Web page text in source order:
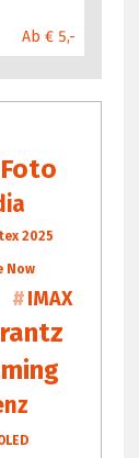
Ab € 5,-
2025
Now
IMAX